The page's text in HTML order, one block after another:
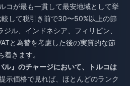
コが最も一貫して最安地域として挙
して税引き前で30〜50%以上の節
ル、インドネシア、フィリピン、
と為替を考慮した後の実質的な節
きます。
ル』のチャージにおいて、トルコは
示価格で見れば、ほとんどのランク